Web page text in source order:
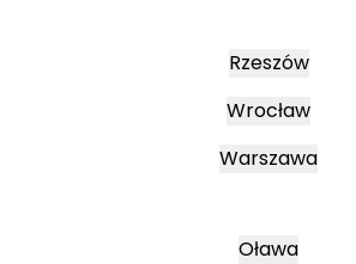
Rzeszów
Wrocław
Warszawa
Oława